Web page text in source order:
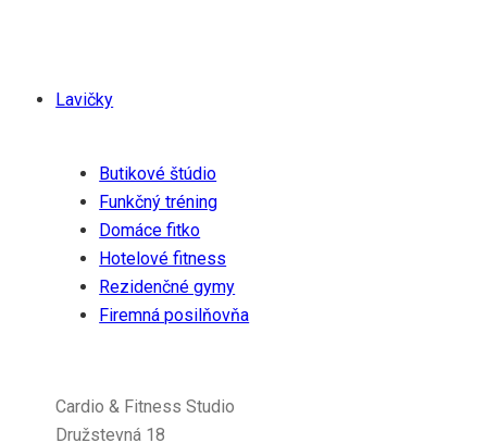
Lavičky
Butikové štúdio
Funkčný tréning
Domáce fitko
Hotelové fitness
Rezidenčné gymy
Firemná posilňovňa
Cardio & Fitness Studio
Družstevná 18